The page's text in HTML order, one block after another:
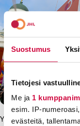
Suostumus
Tietojesi
Me ja 1
esim. IP-
evästeitä,
Yksi hallituksen